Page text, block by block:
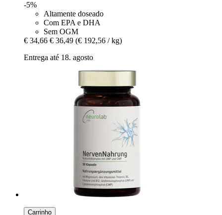
-5%
Altamente doseado
Com EPA e DHA
Sem OGM
€ 34,66 € 36,49 (€ 192,56 / kg)
Entrega até 18. agosto
Carrinho